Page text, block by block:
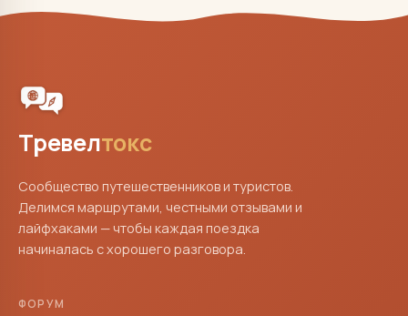
Тревелтокс
Сообщество путешественников и туристов.
Делимся маршрутами, честными отзывами и
лайфхаками — чтобы каждая поездка
начиналась с хорошего разговора.
ФОРУМ